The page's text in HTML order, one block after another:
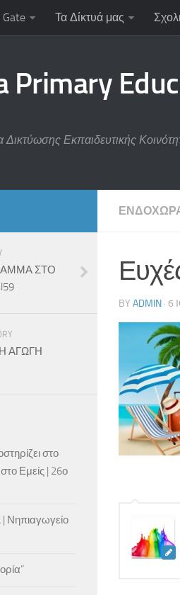
Gate Τα Δίκτυά μας
Primary
Δικτύωσης Εκπαιδευτικής
BY ADMIN · 6
ΣΤΟ
ΑΓΩΓΗ
στο
Εμείς | 26ο